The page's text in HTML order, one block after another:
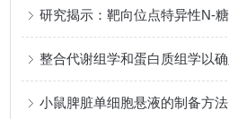
小鼠脾脏单细胞悬液的制备方法